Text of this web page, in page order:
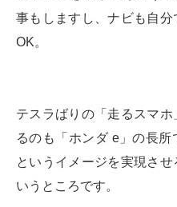
事もしますし、ナビも自
OK。
テスラばりの「走るスマ
るのも「ホンダ e」の長所
というイメージを実現さ
いうところです。